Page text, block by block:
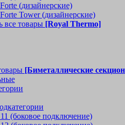
(дизайнерские)
Tower (дизайнерские)
все товары [Royal Thermo]
[Биметаллические
(боковое подключение)